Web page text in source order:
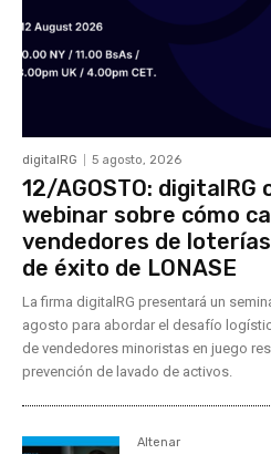
digitalRG 5 agosto, 2026
12/AGOSTO: digitalRG
webinar sobre cómo
vendedores de
de éxito de LONASE
La firma digitalRG presentará un
agosto para abordar el desafío
de vendedores minoristas en juego
prevención de lavado de activos.
Altenar